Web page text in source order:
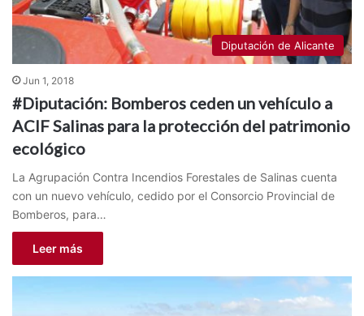
Diputación de Alicante
Jun 1, 2018
#Diputación: Bomberos ceden un vehículo a
ACIF Salinas para la protección del patrimonio
ecológico
La Agrupación Contra Incendios Forestales de Salinas cuenta
con un nuevo vehículo, cedido por el Consorcio Provincial de
Bomberos, para…
Leer más